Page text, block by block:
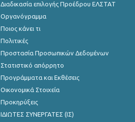
Δεκεμβρίου 2023
Νοεμβρίου 2023
Οκτωβρίου 2023
Σεπτεμβρίου 2023
Αυγούστου 2023
Ιουνίου 2023
Διαδικασία επιλογής Προέδρου ΕΛΣΤΑΤ
Οργανόγραμμα
Ποιος κάνει τι
Πολιτικές
Προστασία Προσωπικών Δεδομένων
Στατιστικό απόρρητο
Προγράμματα και Εκθέσεις
Οικονομικά Στοιχεία
Προκηρύξεις
ΙΔΙΩΤΕΣ ΣΥΝΕΡΓΑΤΕΣ (ΙΣ)